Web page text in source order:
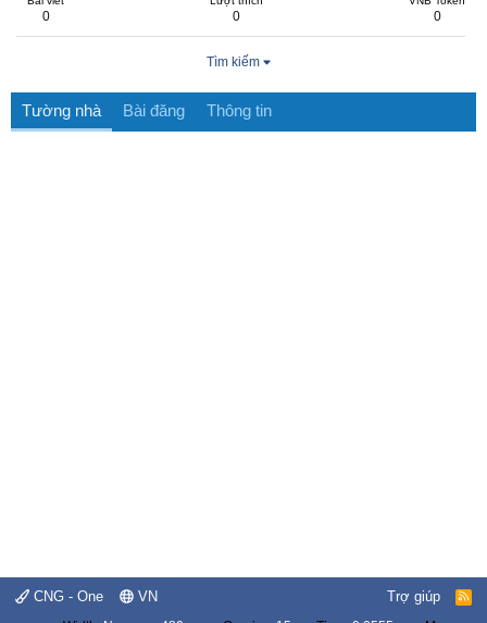
0 0 0
Tìm kiếm
Tường nhà Bài đăng Thông tin
CNG - One VN Trợ giúp
R